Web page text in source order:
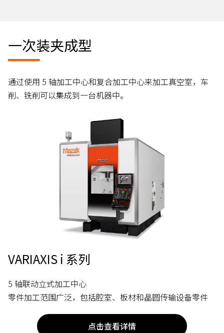
一次装夹成型
通过使用 5 轴加工中心和复合加工中心来加工真空室，车
削、铣削可以集成到一台机器中。
VARIAXIS i 系列
5 轴联动立式加工中心
零件加工范围广泛，包括腔室、板材和晶圆传输设备零件
点击查看详情